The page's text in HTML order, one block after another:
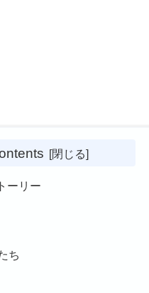
ーリー
ち